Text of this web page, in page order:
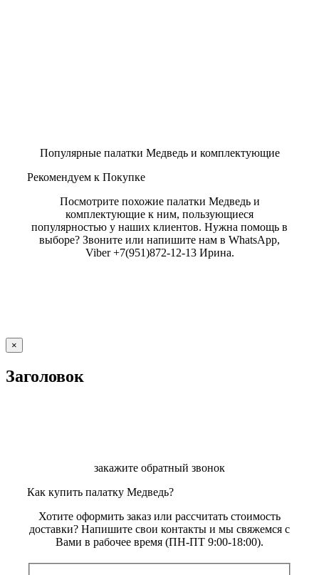
Популярные палатки Медведь и комплектующие
Рекомендуем к Покупке
Посмотрите похожие палатки Медведь и
комплектующие к ним, пользующиеся
популярностью у наших клиентов. Нужна помощь в
выборе? Звоните или напишите нам в WhatsApp,
Viber +7(951)872-12-13 Ирина.
Close
product
view
×
Заголовок
закажите обратный звонок
Как купить палатку Медведь?
Хотите оформить заказ или рассчитать стоимость
доставки? Напишите свои контакты и мы свяжемся с
Вами в рабочее время (ПН-ПТ 9:00-18:00).